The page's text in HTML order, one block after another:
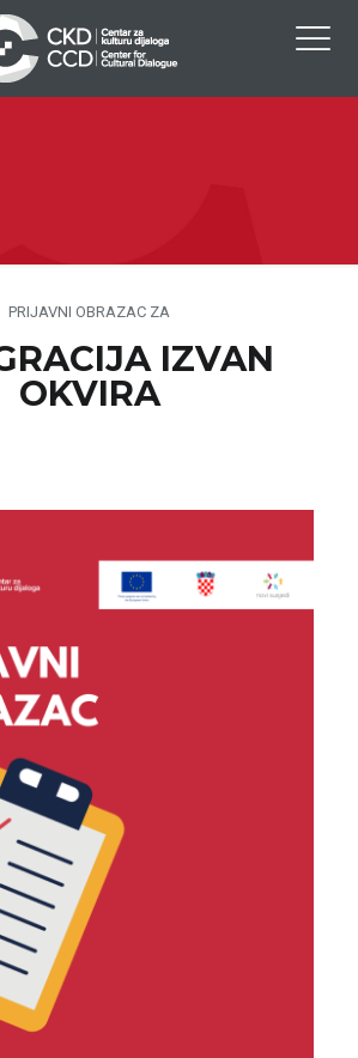
PRIJAVNI OBRAZAC ZA
IZVAN
OKVIRA